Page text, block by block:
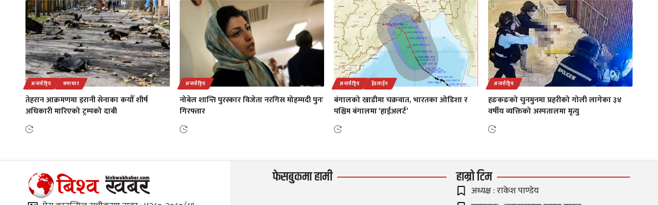
अन्तर्राष्ट्रिय समाचार
तेहरान आक्रमणमा इरानी सेनाका कयौँ शीर्ष
अधिकारी मारिएको ट्रम्पको दाबी
अन्तर्राष्ट्रिय
नोबेल शान्ति पुरस्कार विजेता नरगिस मोहम्मदी पुनः
गिरफ्तार
अन्तर्राष्ट्रिय हेडलाईन
बंगालको खाडीमा चक्रवात, भारतका ओडिशा र
पश्चिम बंगालमा ‘हाईअलर्ट’
अन्तर्राष्ट्रिय
हङकङको चुनमुनमा प्रहरीको गोली लागेका ३४
वर्षीय व्यक्तिको अस्पतालमा मृत्यु
फेसबुकमा हामी हाम्रो टिम
अध्यक्ष : राकेश पाण्डेय